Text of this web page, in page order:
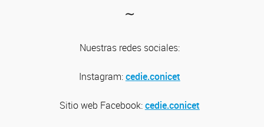
∼
Nuestras redes sociales:
Instagram:cedie.conicet
Sitio web Facebook:cedie.conicet